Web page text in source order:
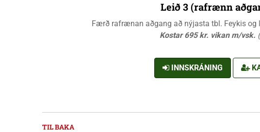
Leið 3 (rafrænn
Færð rafrænan aðgang að nýjasta tbl. Feykis
Kostar 695 kr. vikan m/vsk.
INNSKRÁNING
TIL BAKA